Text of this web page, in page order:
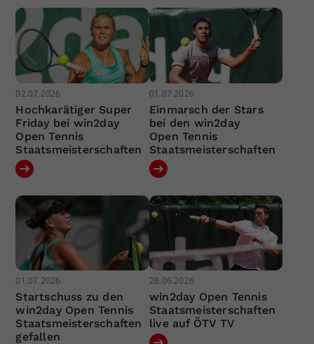
02.07.2026
Hochkarätiger Super
Friday bei win2day
Open Tennis
Staatsmeisterschaften
01.07.2026
Einmarsch der Stars
bei den win2day
Open Tennis
Staatsmeisterschaften
01.07.2026
Startschuss zu den
win2day Open Tennis
Staatsmeisterschaften
gefallen
28.06.2026
win2day Open Tennis
Staatsmeisterschaften
live auf ÖTV TV